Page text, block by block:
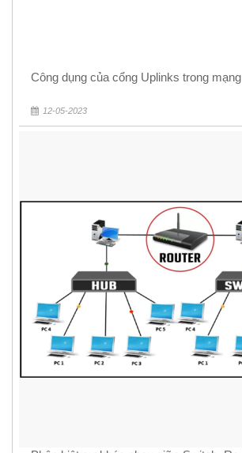
Công dụng của cổng Uplinks trong mạng
12-05-2023